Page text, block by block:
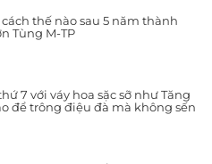
thế nào sau 5 năm thành
Tùng M-TP
7 với váy hoa sặc sỡ như Tăng
để trông điệu đà mà không sến